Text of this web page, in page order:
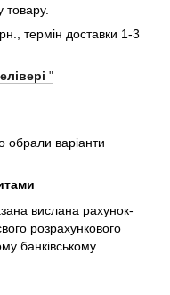
товару.
термін доставки 1-3
"
обрали варіанти
вислана рахунок-
розрахункового
банківському